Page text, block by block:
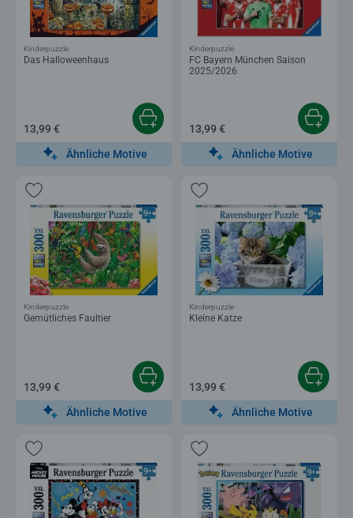
Das Halloweenhaus
Kinderpuzzle
13,99 €
Ähnliche Motive
FC Bayern München Saison
2025/2026
Kinderpuzzle
13,99 €
Ähnliche Motive
Gemütliches Faultier
Kinderpuzzle
13,99 €
Ähnliche Motive
Kleine Katze
Kinderpuzzle
13,99 €
Ähnliche Motive